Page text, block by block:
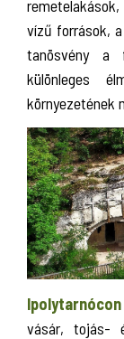
vízű források,
tanösvény a
különleges
környezetének
Ipolytarnócon
vásár, tojás-